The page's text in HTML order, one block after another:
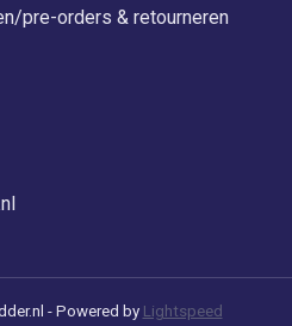
pre-orders & retourneren
- Powered by Lightspeed